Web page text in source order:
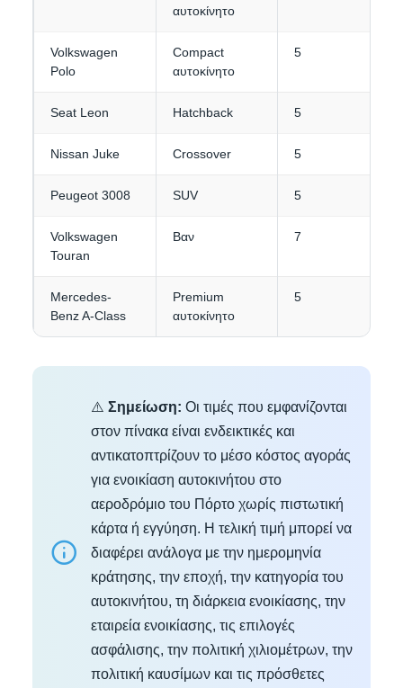
αυτοκίνητο
Volkswagen
Polo
Compact
αυτοκίνητο
5
Seat Leon Hatchback 5
Nissan Juke Crossover 5
Peugeot 3008 SUV 5
Volkswagen
Touran
Βαν 7
Mercedes-
Benz A-Class
Premium
αυτοκίνητο
5
⚠️ Σημείωση: Οι τιμές που εμφανίζονται
στον πίνακα είναι ενδεικτικές και
αντικατοπτρίζουν το μέσο κόστος αγοράς
για ενοικίαση αυτοκινήτου στο
αεροδρόμιο του Πόρτο χωρίς πιστωτική
κάρτα ή εγγύηση. Η τελική τιμή μπορεί να
διαφέρει ανάλογα με την ημερομηνία
κράτησης, την εποχή, την κατηγορία του
αυτοκινήτου, τη διάρκεια ενοικίασης, την
εταιρεία ενοικίασης, τις επιλογές
ασφάλισης, την πολιτική χιλιομέτρων, την
πολιτική καυσίμων και τις πρόσθετες